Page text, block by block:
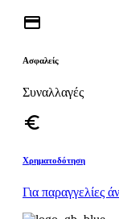
credit_card
Ασφαλείς
Συναλλαγές
euro_symbol
Χρηματοδότηση
Για παραγγελίες